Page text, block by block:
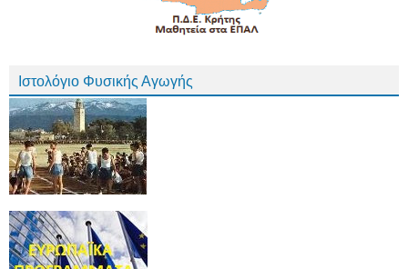
Ιστολόγιο Φυσικής Αγωγής